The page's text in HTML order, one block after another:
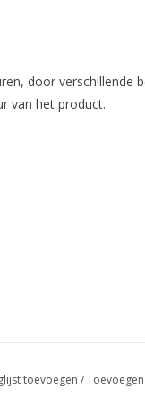
door verschillende
van het product.
toevoegen /